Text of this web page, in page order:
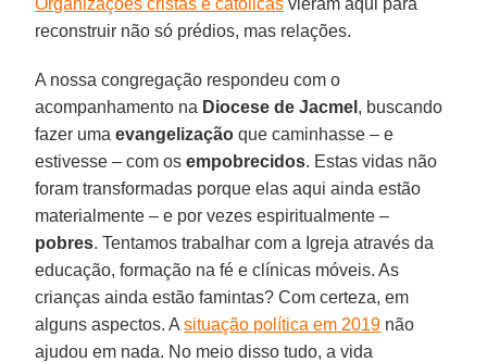
reconstruir não só prédios, mas relações.
A nossa congregação respondeu com o
acompanhamento na Diocese de Jacmel , buscando
fazer umaevangelização que caminhasse – e
estivesse – com osempobrecidos. Estas vidas não
foram transformadas porque elas aqui ainda estão
materialmente – e por vezes espiritualmente –
pobres. Tentamos trabalhar com a Igreja através da
educação, formação na fé e clínicas móveis. As
crianças ainda estão famintas? Com certeza, em
alguns aspectos. Asituação política em 2019 não
ajudou em nada. No meio disso tudo, a vida